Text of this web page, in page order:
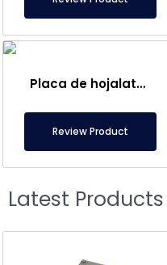
Placa de hojalata de 1000×300 mm, imán de placa para transporte de cajas – Neumático
Review Product
Latest Products